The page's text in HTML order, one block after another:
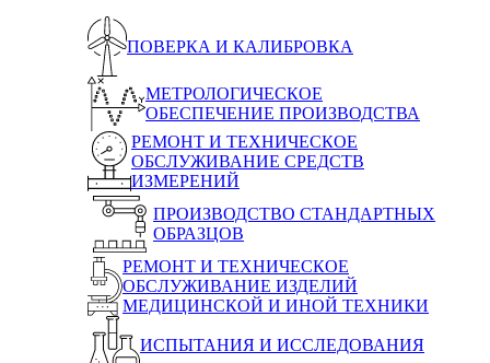
ПОВЕРКА И КАЛИБРОВКА
МЕТРОЛОГИЧЕСКОЕ
ОБЕСПЕЧЕНИЕ ПРОИЗВОДСТВА
РЕМОНТ И ТЕХНИЧЕСКОЕ
ОБСЛУЖИВАНИЕ СРЕДСТВ
ИЗМЕРЕНИЙ
ПРОИЗВОДСТВО СТАНДАРТНЫХ
ОБРАЗЦОВ
РЕМОНТ И ТЕХНИЧЕСКОЕ
ОБСЛУЖИВАНИЕ ИЗДЕЛИЙ
МЕДИЦИНСКОЙ И ИНОЙ ТЕХНИКИ
ИСПЫТАНИЯ И ИССЛЕДОВАНИЯ